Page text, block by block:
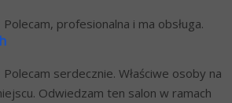
Polecam, profesionalna i ma obsługa.
Polecam serdecznie. Właściwe osoby na
Odwiedzam ten salon w ramach